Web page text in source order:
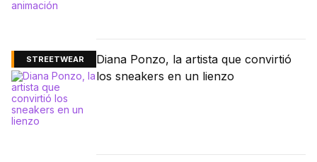
STREETWEAR
Diana Ponzo, la artista que convirtió
los sneakers en un lienzo